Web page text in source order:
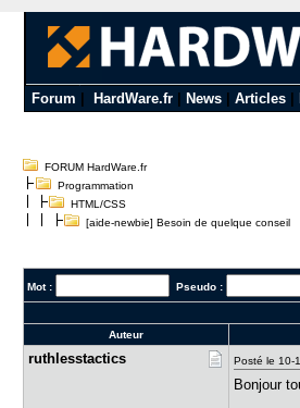
Forum HardWare.fr| News| Articles|
FORUM HardWare.fr
Programmation
HTML/CSS
[aide-newbie] Besoin de quelque conseil
Mot : Pseudo :
Auteur
ruthlessta​ctics Posté le 10-
Bonjour